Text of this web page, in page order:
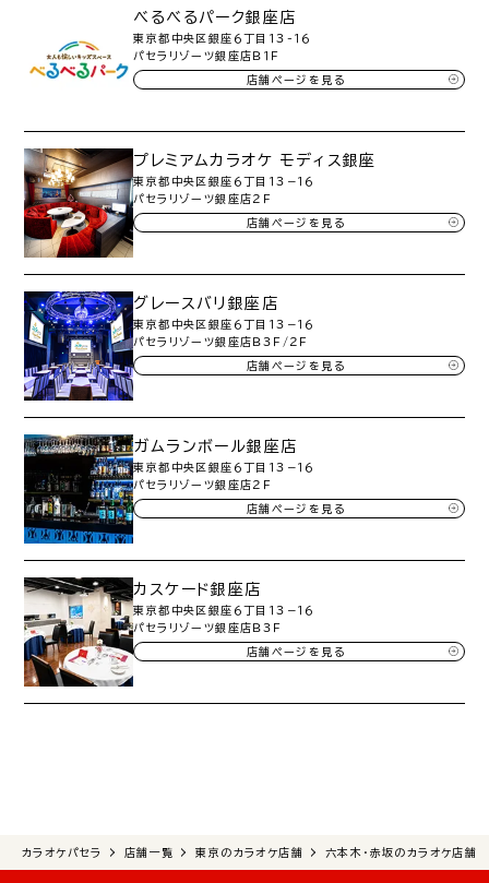
べるべるパーク銀座店
東京都中央区銀座６丁目１３-１６
パセラリゾーツ銀座店Ｂ１Ｆ
店舗ページを見る
プレミアムカラオケ モディス銀座
東京都中央区銀座６丁目１３−１６
パセラリゾーツ銀座店２Ｆ
店舗ページを見る
グレースバリ銀座店
東京都中央区銀座６丁目１３−１６
パセラリゾーツ銀座店Ｂ３Ｆ/２Ｆ
店舗ページを見る
ガムランボール銀座店
東京都中央区銀座６丁目１３−１６
パセラリゾーツ銀座店２Ｆ
店舗ページを見る
カスケード銀座店
東京都中央区銀座６丁目１３−１６
パセラリゾーツ銀座店Ｂ３Ｆ
店舗ページを見る
カラオケパセラ 店舗一覧 東京のカラオケ店舗 六本木・赤坂のカラオケ店舗